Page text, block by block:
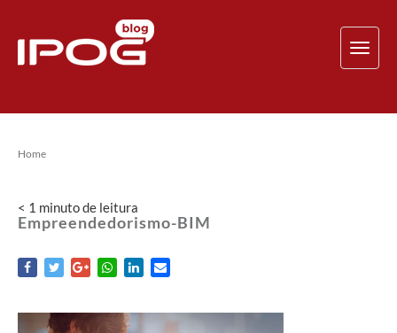
Home
< 1 minutode leitura
Empreendedorismo-BIM